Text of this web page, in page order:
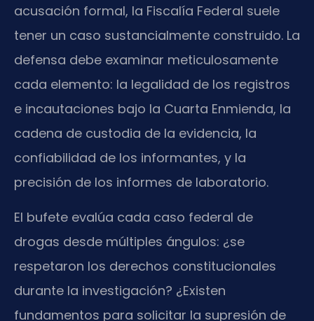
acusación formal, la Fiscalía Federal suele
tener un caso sustancialmente construido. La
defensa debe examinar meticulosamente
cada elemento: la legalidad de los registros
e incautaciones bajo la Cuarta Enmienda, la
cadena de custodia de la evidencia, la
confiabilidad de los informantes, y la
precisión de los informes de laboratorio.
El bufete evalúa cada caso federal de
drogas desde múltiples ángulos: ¿se
respetaron los derechos constitucionales
durante la investigación? ¿Existen
fundamentos para solicitar la supresión de